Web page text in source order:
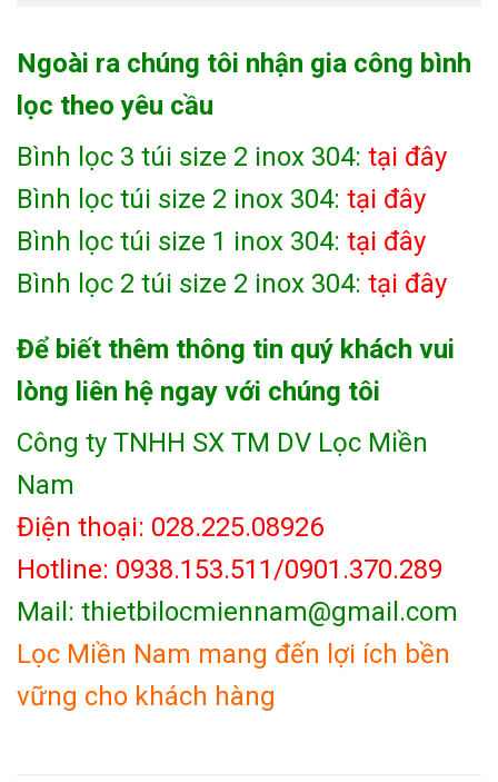
Ngoài ra chúng tôi nhận gia công bình
lọc theo yêu cầu
Bình lọc 3 túi size 2 inox 304: tại đây
Bình lọc túi size 2 inox 304: tại đây
Bình lọc túi size 1 inox 304: tại đây
Bình lọc 2 túi size 2 inox 304: tại đây
Để biết thêm thông tin quý khách vui
lòng liên hệ ngay với chúng tôi
Công ty TNHH SX TM DV Lọc Miền
Nam
Điện thoại: 028.225.08926
Hotline: 0938.153.511/0901.370.289
Mail: thietbilocmiennam@gmail.com
Lọc Miền Nam mang đến lợi ích bền
vững cho khách hàng